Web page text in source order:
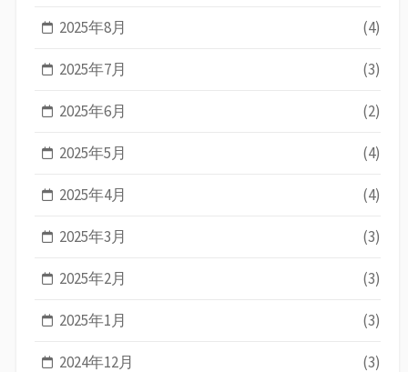
2025年8月 (4)
2025年7月 (3)
2025年6月 (2)
2025年5月 (4)
2025年4月 (4)
2025年3月 (3)
2025年2月 (3)
2025年1月 (3)
2024年12月 (3)